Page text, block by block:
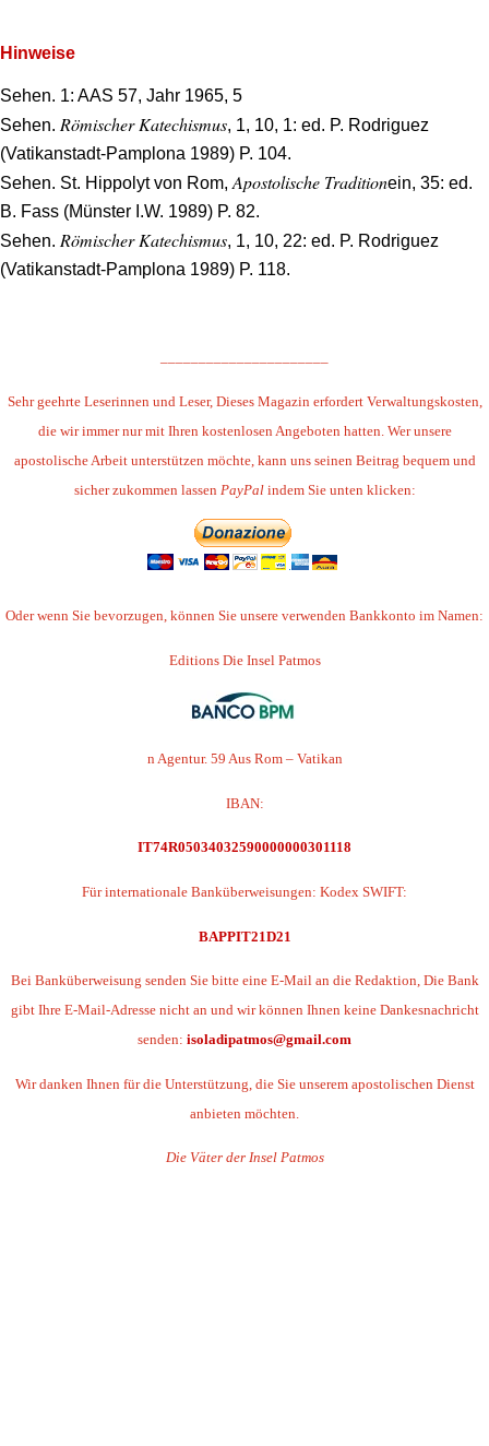
Hinweise
Sehen. 1: AAS 57, Jahr 1965, 5
Sehen. Römischer Katechismus, 1, 10, 1: ed. P. Rodriguez
(Vatikanstadt-Pamplona 1989) P. 104.
Sehen. St. Hippolyt von Rom, Apostolische Traditionein, 35: ed.
B. Fass (Münster I.W. 1989) P. 82.
Sehen. Römischer Katechismus, 1, 10, 22: ed. P. Rodriguez
(Vatikanstadt-Pamplona 1989) P. 118.
Sehr geehrte Leserinnen und Leser, Dieses Magazin erfordert Verwaltungskosten,
die wir immer nur mit Ihren kostenlosen Angeboten hatten. Wer unsere
apostolische Arbeit unterstützen möchte, kann uns seinen Beitrag bequem und
sicher zukommen lassen PayPalindem Sie unten klicken:
Oder wenn Sie bevorzugen, können Sie unsere verwenden Bankkonto im Namen:
Editions Die Insel Patmos
n Agentur. 59 Aus Rom – Vatikan
IBAN:
IT74R05034032590000000301118
Für internationale Banküberweisungen: Kodex SWIFT:
BAPPIT21D21
Bei Banküberweisung senden Sie bitte eine E-Mail an die Redaktion, Die Bank
gibt Ihre E-Mail-Adresse nicht an und wir können Ihnen keine Dankesnachricht
senden: isoladipatmos@gmail.com
Wir danken Ihnen für die Unterstützung, die Sie unserem apostolischen Dienst
anbieten möchten.
Die Väter der Insel Patmos